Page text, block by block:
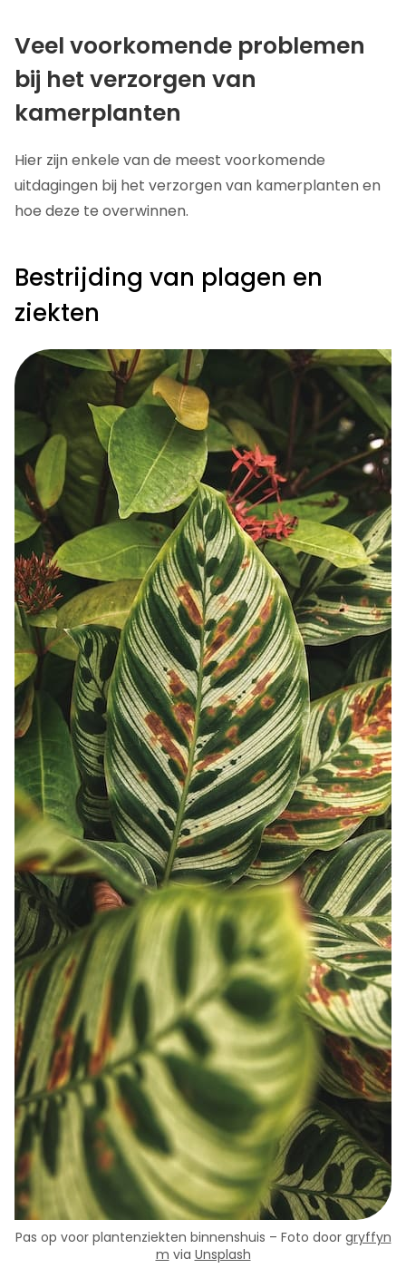
Veel voorkomende problemen
bij het verzorgen van
kamerplanten
Hier zijn enkele van de meest voorkomende
uitdagingen bij het verzorgen van kamerplanten en
hoe deze te overwinnen.
Bestrijding van plagen en
ziekten
Pas op voor plantenziekten binnenshuis – Foto door gryffyn
m via Unsplash